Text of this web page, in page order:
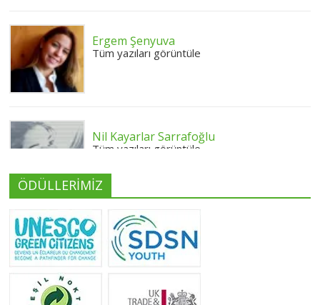
Ergem Şenyuva
Tüm yazıları görüntüle
Nil Kayarlar Sarrafoğlu
Tüm yazıları görüntüle
Yeliz Yılmaz
Tüm yazıları görüntüle
ÖDÜLLERİMİZ